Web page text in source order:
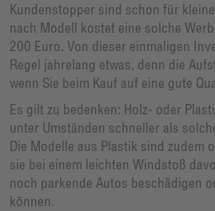
Kundenstopper sind schon für
nach Modell kostet eine solche
200 Euro. Von dieser einmaligen
Regel jahrelang etwas, denn die
wenn Sie beim Kauf auf eine gute
Es gilt zu bedenken: Holz- oder
unter Umständen schneller als
Die Modelle aus Plastik sind zudem
sie bei einem leichten Windstoß
noch parkende Autos beschädigen
können.